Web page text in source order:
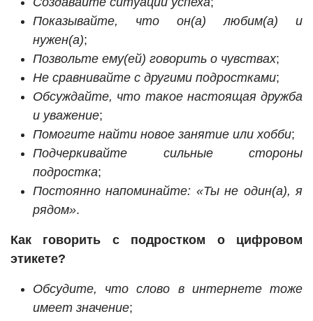
Показывайте, что он(а) любим(а) и
нужен(а);
Позвольте ему(ей) говорить о чувствах;
Не сравнивайте с другими подростками;
Обсуждайте, что такое настоящая дружба
и уважение;
Помогите найти новое занятие или хобби;
Подчеркивайте сильные стороны
подростка;
Постоянно напоминайте: «Ты не один(а), я
рядом».
Как говорить с подростком о цифровом
этикете?
Обсудите, что слово в интернете тоже
имеет значение;